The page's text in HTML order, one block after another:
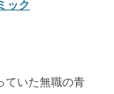
ック
ていた無職の青